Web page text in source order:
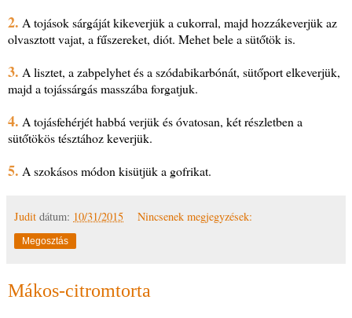
2. A tojások sárgáját kikeverjük a cukorral, majd hozzákeverjük az
olvasztott vajat, a fűszereket, diót. Mehet bele a sütőtök is.
3. A lisztet, a zabpelyhet és a szódabikarbónát, sütőport elkeverjük,
majd a tojássárgás masszába forgatjuk.
4. A tojásfehérjét habbá verjük és óvatosan, két részletben a
sütőtökös tésztához keverjük.
5. A szokásos módon kisütjük a gofrikat.
Judit dátum: 10/31/2015 Nincsenek megjegyzések:
Megosztás
Mákos-citromtorta